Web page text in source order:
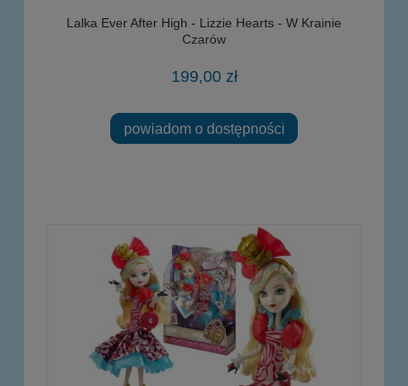
Lalka Ever After High - Lizzie Hearts - W Krainie
Czarów
199,00 zł
powiadom o dostępności